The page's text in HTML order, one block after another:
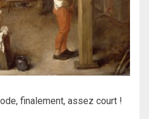
finalement, assez court !